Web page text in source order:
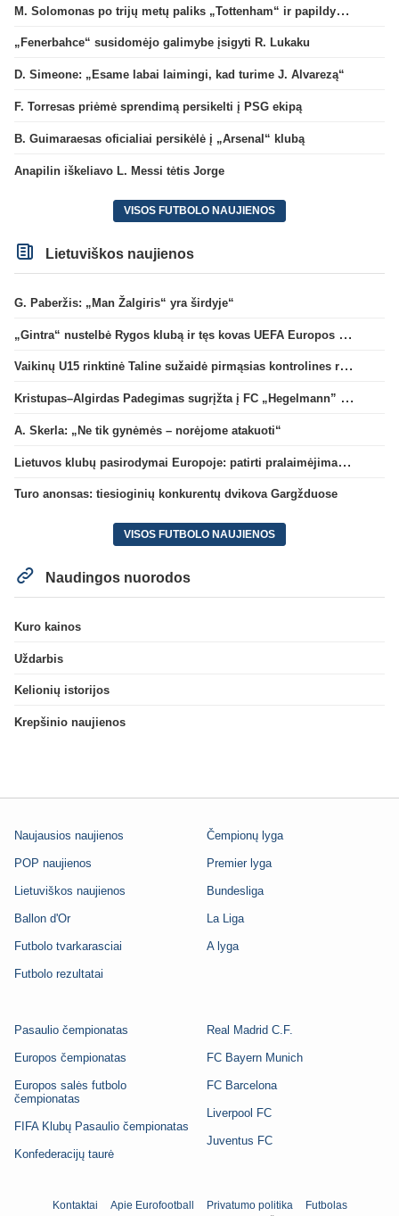
M. Solomonas po trijų metų paliks „Tottenham“ ir papildys „West Ham“ klubą
„Fenerbahce“ susidomėjo galimybe įsigyti R. Lukaku
D. Simeone: „Esame labai laimingi, kad turime J. Alvarezą“
F. Torresas priėmė sprendimą persikelti į PSG ekipą
B. Guimaraesas oficialiai persikėlė į „Arsenal“ klubą
Anapilin iškeliavo L. Messi tėtis Jorge
VISOS FUTBOLO NAUJIENOS
Lietuviškos naujienos
G. Paberžis: „Man Žalgiris“ yra širdyje“
„Gintra“ nustelbė Rygos klubą ir tęs kovas UEFA Europos taurės atrankoje
Vaikinų U15 rinktinė Taline sužaidė pirmąsias kontrolines rungtynes
Kristupas–Algirdas Padegimas sugrįžta į FC „Hegelmann” B sudėtį
A. Skerla: „Ne tik gynėmės – norėjome atakuoti“
Lietuvos klubų pasirodymai Europoje: patirti pralaimėjimai Kroatijos atstovams
Turo anonsas: tiesioginių konkurentų dvikova Gargžduose
VISOS FUTBOLO NAUJIENOS
Naudingos nuorodos
Kuro kainos
Uždarbis
Kelionių istorijos
Krepšinio naujienos
Naujausios naujienos
POP naujienos
Lietuviškos naujienos
Ballon d'Or
Futbolo tvarkarasciai
Futbolo rezultatai
Čempionų lyga
Premier lyga
Bundesliga
La Liga
A lyga
Pasaulio čempionatas
Europos čempionatas
Europos salės futbolo
čempionatas
FIFA Klubų Pasaulio čempionatas
Konfederacijų taurė
Real Madrid C.F.
FC Bayern Munich
FC Barcelona
Liverpool FC
Juventus FC
Kontaktai Apie Eurofootball Privatumo politika Futbolas